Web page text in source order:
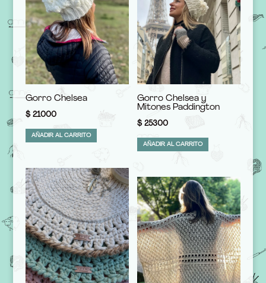
Gorro Chelsea
$21000
AÑADIR AL CARRITO
Gorro Chelsea y
Mitones Paddington
$ 25300
AÑADIR AL CARRITO